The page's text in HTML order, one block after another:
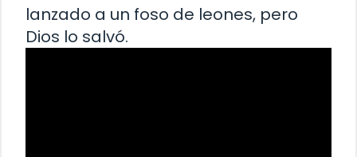
lanzado a un foso de leones, pero
Dios lo salvó.